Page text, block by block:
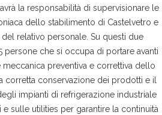
la responsabilità di supervisionare le
dello stabilimento di Castelvetro e
relativo personale. Su questi due
persone che si occupa di portare avanti
meccanica preventiva e correttiva dello
corretta conservazione dei prodotti e il
impianti di refrigerazione industriale
sulle utilities per garantire la continuità